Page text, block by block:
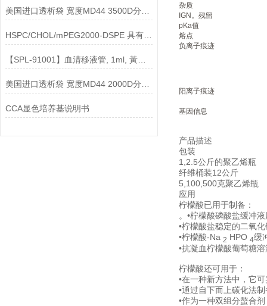
HSPC/CHOL/mPEG2000-DSPE 具有硫酸铵梯度的脂质体 （100nm）说明
【SPL-91001】血清移液管, 1ml, 黃色, 独立包装说明
CCA显色培养基说明书
杂质
IGN。残留
pKa值
熔点
负离子痕迹
阳离子痕迹
基因信息
产品描述
包装
1,2.5公斤的聚乙烯瓶
纤维桶装12公斤
5,100,500克聚乙烯瓶
应用
柠檬酸已用于制备：
。•柠檬酸磷酸盐缓冲
•柠檬酸盐稳定的二氧
•柠檬酸-Na 2 HPO 4缓
•抗凝血柠檬酸葡萄糖
柠檬酸还可用于：
•在一种新方法中，它
•通过自下而上碳化法
•作为一种双组分螯合